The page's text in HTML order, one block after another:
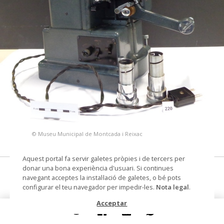
© Museu Municipal de Montcada i Reixac
projector cinematogràfic, objectiu
Datació segle XX
Aquest portal fa servir galetes pròpies i de tercers per
donar una bona experiència d'usuari. Si continues
navegant acceptes la instal·lació de galetes, o bé pots
configurar el teu navegador per impedir-les. Nota legal.
Acceptar